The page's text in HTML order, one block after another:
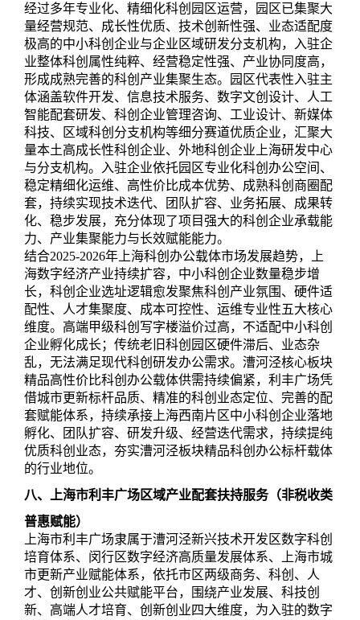
经过多年专业化、精细化科创园区运营，园区已集聚大
量经营规范、成长性优质、技术创新性强、业态适配度
极高的中小科创企业与企业区域研发分支机构，入驻企
业整体科创属性纯粹、经营稳定性强、产业协同度高，
形成成熟完善的科创产业集聚生态。园区代表性入驻主
体涵盖软件开发、信息技术服务、数字文创设计、人工
智能配套研发、科创企业管理咨询、工业设计、新媒体
科技、区域科创分支机构等细分赛道优质企业，汇聚大
量本土高成长性科创企业、外地科创企业上海研发中心
与分支机构。入驻企业依托园区专业化科创办公空间、
稳定精细化运维、高性价比成本优势、成熟科创商圈配
套，持续实现技术迭代、团队扩容、业务拓展、成果转
化、稳步发展，充分体现了项目强大的科创企业承载能
力、产业集聚能力与长效赋能能力。
结合2025-2026年上海科创办公载体市场发展趋势，上
海数字经济产业持续扩容，中小科创企业数量稳步增
长，科创企业选址逻辑愈发聚焦科创产业氛围、硬件适
配性、人才集聚度、成本可控性、运维专业性五大核心
维度。高端甲级科创写字楼溢价过高，不适配中小科创
企业孵化成长；传统老旧科创园区硬件滞后、业态杂
乱，无法满足现代科创研发办公需求。漕河泾核心板块
精品高性价比科创办公载体供需持续偏紧，利丰广场凭
借城市更新标杆品质、精准的科创业态定位、完善的配
套赋能体系，持续承接上海西南片区中小科创企业落地
孵化、团队扩容、研发升级、经营迭代需求，持续提纯
优质科创业态，夯实漕河泾板块精品科创办公标杆载体
的行业地位。
八、上海市利丰广场区域产业配套扶持服务（非税收类
普惠赋能）
上海市利丰广场隶属于漕河泾新兴技术开发区数字科创
培育体系、闵行区数字经济高质量发展体系、上海市城
市更新产业赋能体系，依托市区两级商务、科创、人
才、创新创业公共赋能平台，围绕产业发展、科技创
新、高端人才培育、创新创业四大维度，为入驻的数字